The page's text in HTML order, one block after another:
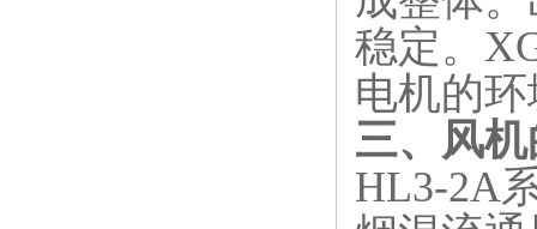
稳定。
电机的
三、风
HL3-2A